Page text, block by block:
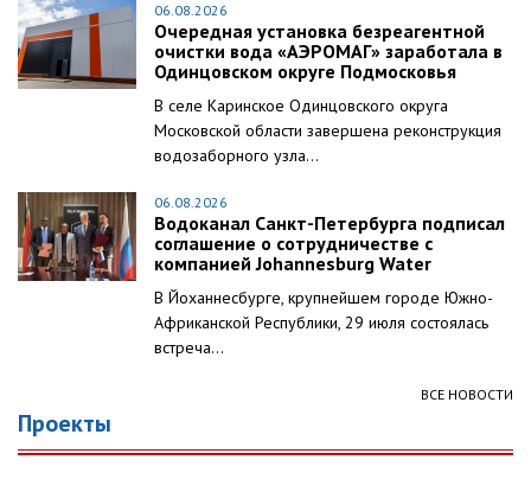
06.08.2026
Очередная установка безреагентной
очистки вода «АЭРОМАГ» заработала в
Одинцовском округе Подмосковья
В селе Каринское Одинцовского округа
Московской области завершена реконструкция
водозаборного узла...
06.08.2026
Водоканал Санкт-Петербурга подписал
соглашение о сотрудничестве с
компанией Johannesburg Water
В Йоханнесбурге, крупнейшем городе Южно-
Африканской Республики, 29 июля состоялась
встреча...
ВСЕ НОВОСТИ
Проекты